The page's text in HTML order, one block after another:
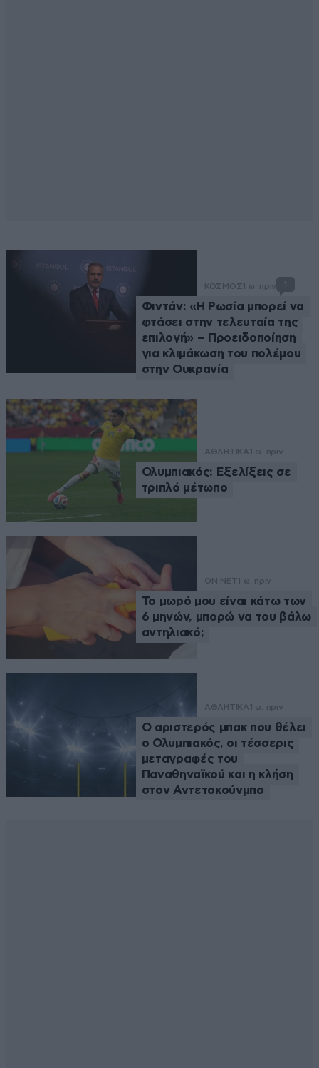
ΚΟΣΜΟΣ 1 ω. πριν
Φιντάν: «Η Ρωσία μπορεί να
φτάσει στην τελευταία της
επιλογή» – Προειδοποίηση
για κλιμάκωση του πολέμου
στην Ουκρανία
ΑΘΛΗΤΙΚΑ 1 ω. πριν
Ολυμπιακός: Εξελίξεις σε
τριπλό μέτωπο
ON NET 1 ω. πριν
Το μωρό μου είναι κάτω των
6 μηνών, μπορώ να του βάλω
αντηλιακό;
ΑΘΛΗΤΙΚΑ 1 ω. πριν
Ο αριστερός μπακ που θέλει
ο Ολυμπιακός, οι τέσσερις
μεταγραφές του
Παναθηναϊκού και η κλήση
στον Αντετοκούνμπο